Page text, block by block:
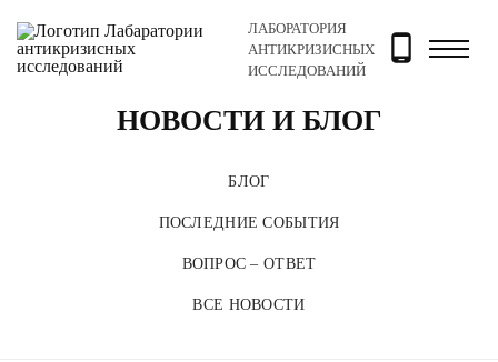
ЛАБОРАТОРИЯ
АНТИКРИЗИСНЫХ
ИССЛЕДОВАНИЙ
Главная Новости и блог
НОВОСТИ И БЛОГ
БЛОГ
ПОСЛЕДНИЕ СОБЫТИЯ
ВОПРОС – ОТВЕТ
ВСЕ НОВОСТИ